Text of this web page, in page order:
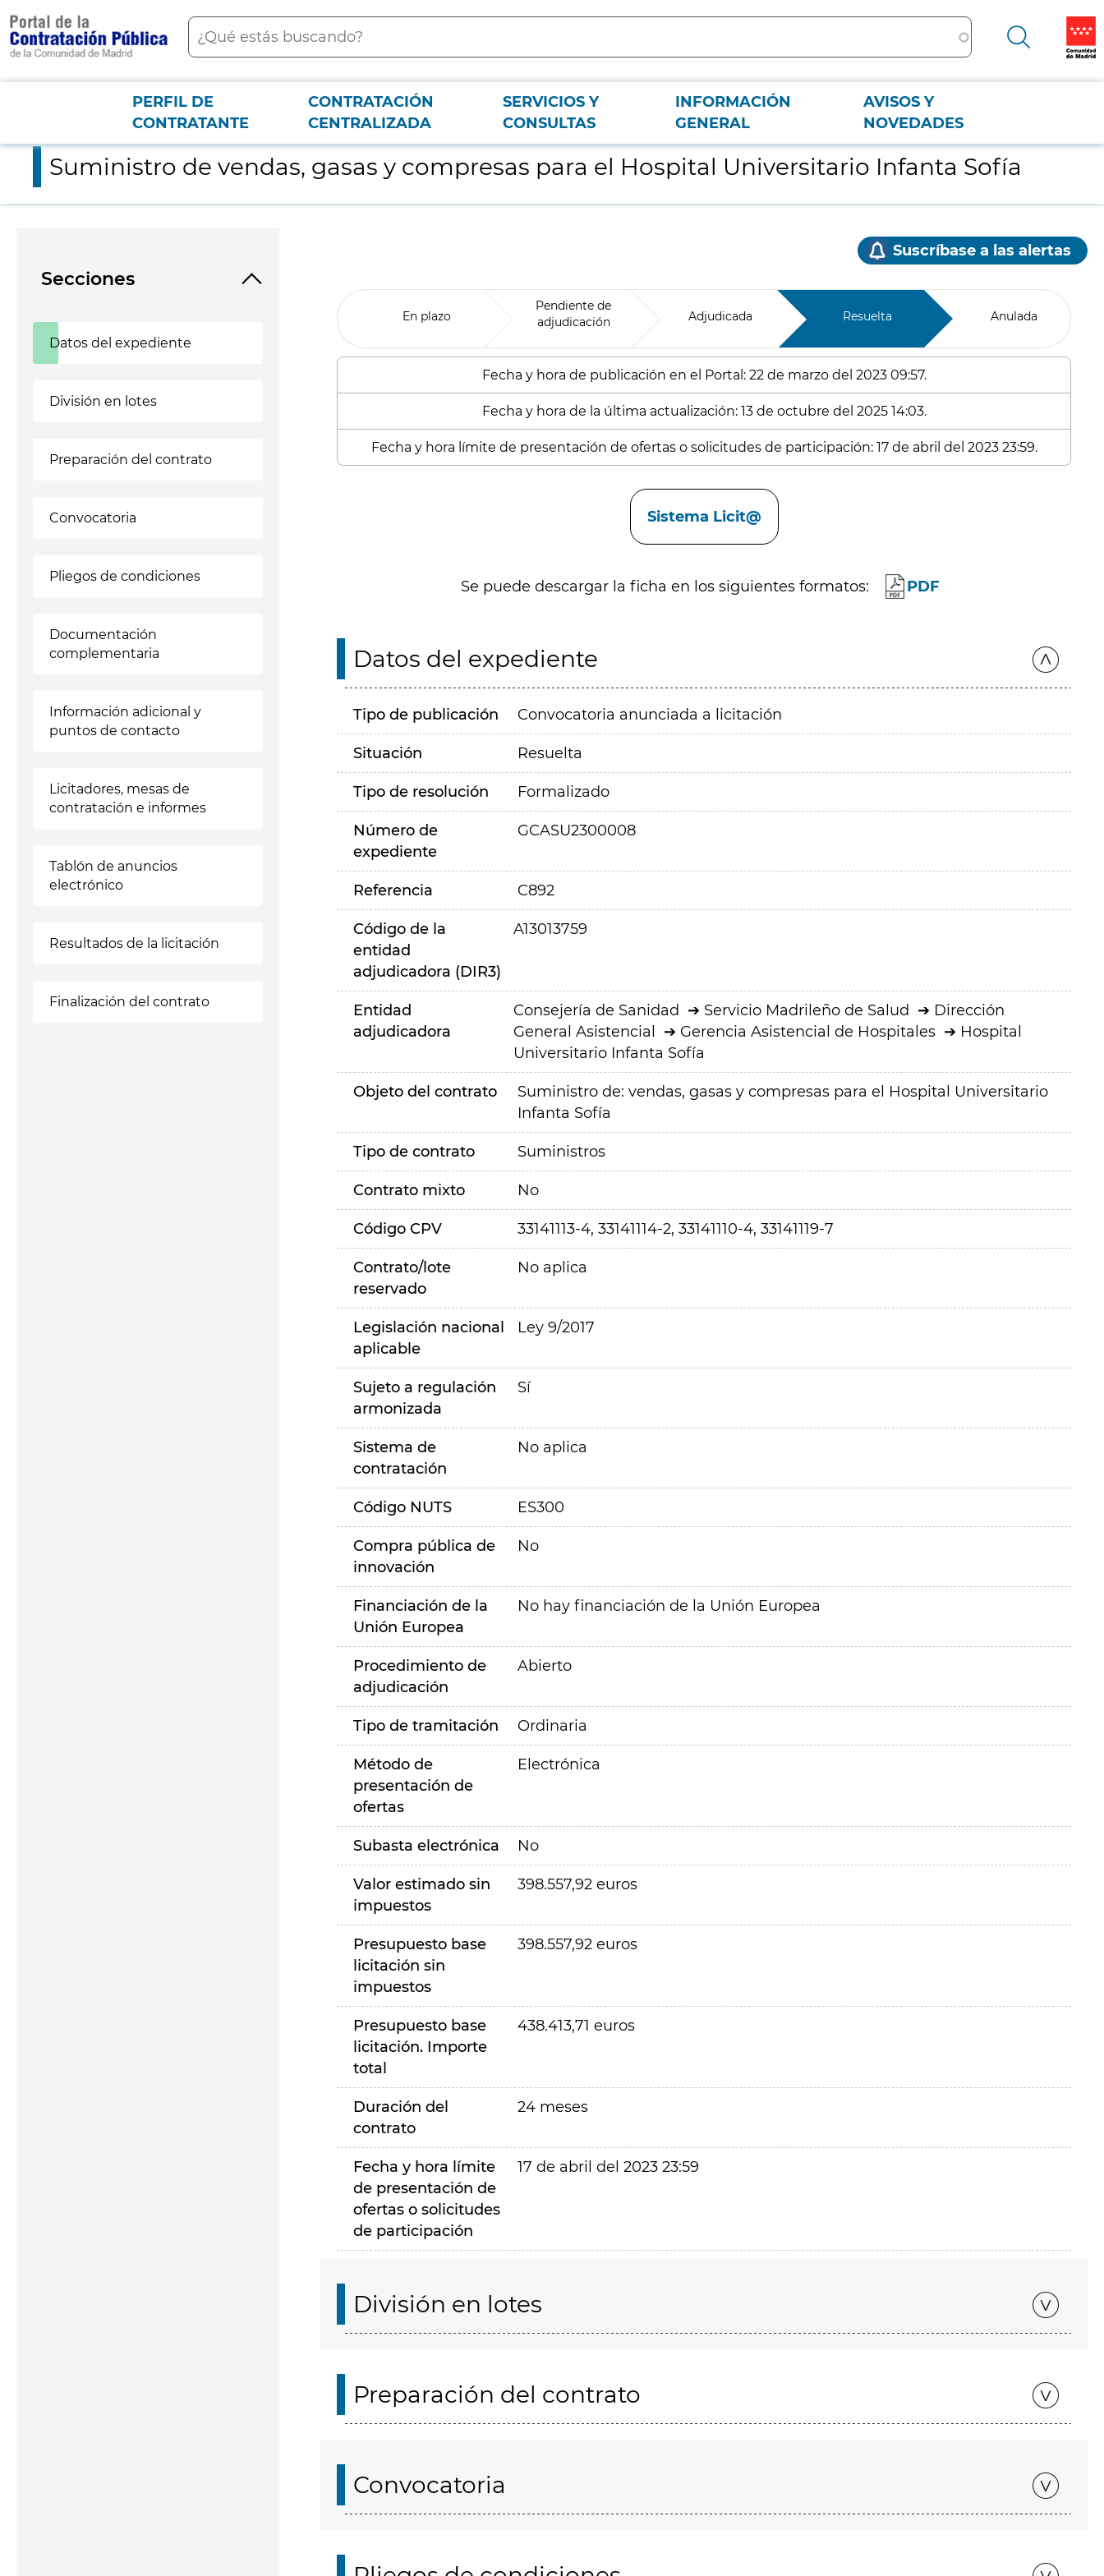
contenido
principal
Buscar
Menú PCON
PERFIL DE
CONTRATANTE
CONTRATACIÓN
CENTRALIZADA
SERVICIOS Y
CONSULTAS
INFORMACIÓN
GENERAL
AVISOS Y
NOVEDADES
Suministro de vendas, gasas y compresas para el Hospital Universitario Infanta Sofía
Suministro de vendas, gasas y compresas para el Hospital Universitario Infanta Sofía
Secciones
Datos del expediente
División en lotes
Preparación del contrato
Convocatoria
Pliegos de condiciones
Documentación
complementaria
Información adicional y
puntos de contacto
Licitadores, mesas de
contratación e informes
Tablón de anuncios
electrónico
Resultados de la licitación
Finalización del contrato
Suscríbase a las alertas
En plazo
Pendiente de
adjudicación
Adjudicada Resuelta Anulada
Fecha y hora de publicación en el Portal: 22 de marzo del 2023 09:57.
Fecha y hora de la última actualización: 13 de octubre del 2025 14:03.
Fecha y hora límite de presentación de ofertas o solicitudes de participación: 17 de abril del 2023 23:59.
Sistema Licit@
Se puede descargar la ficha en los siguientes formatos: PDF
Datos del expediente
Tipo de publicación Convocatoria anunciada a licitación
Situación Resuelta
Tipo de resolución Formalizado
Número de
expediente
GCASU2300008
Referencia C892
Código de la
entidad
adjudicadora (DIR3)
A13013759
Entidad
adjudicadora
Consejería de Sanidad Servicio Madrileño de Salud
Dirección
General Asistencial
Gerencia Asistencial de Hospitales
Hospital
Universitario Infanta Sofía
Objeto del contrato
Suministro de: vendas, gasas y compresas para el Hospital Universitario
Infanta Sofía
Tipo de contrato Suministros
Contrato mixto No
Código CPV 33141113-4, 33141114-2, 33141110-4, 33141119-7
Contrato/lote
reservado
No aplica
Legislación nacional
aplicable
Ley 9/2017
Sujeto a regulación
armonizada
Sí
Sistema de
contratación
No aplica
Código NUTS ES300
Compra pública de
innovación
No
Financiación de la
Unión Europea
No hay financiación de la Unión Europea
Procedimiento de
adjudicación
Abierto
Tipo de tramitación Ordinaria
Método de
presentación de
ofertas
Electrónica
Subasta electrónica No
Valor estimado sin
impuestos
398.557,92 euros
Presupuesto base
licitación sin
impuestos
398.557,92 euros
Presupuesto base
licitación. Importe
total
438.413,71 euros
Duración del
contrato
24 meses
Fecha y hora límite
de presentación de
ofertas o solicitudes
de participación
17 de abril del 2023 23:59
División en lotes
Preparación del contrato
Convocatoria